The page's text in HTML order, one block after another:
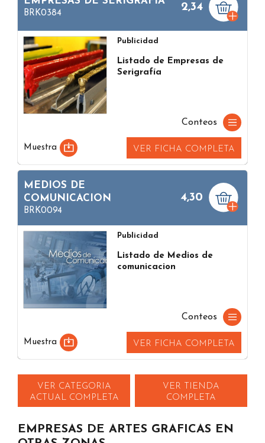
BRK0384
2,34
Publicidad
Listado de Empresas de
Serigrafía
Conteos
Muestra VER FICHA COMPLETA
MEDIOS DE
COMUNICACION
BRK0094
4,30
Publicidad
Listado de Medios de
comunicacion
Conteos
Muestra VER FICHA COMPLETA
VER CATEGORIA
ACTUAL COMPLETA
VER TIENDA
COMPLETA
EMPRESAS DE ARTES GRAFICAS EN